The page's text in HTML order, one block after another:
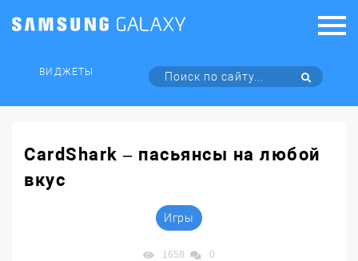
ВИДЖЕТЫ
CardShark – пасьянсы на любой
вкус
Игры
1658 0